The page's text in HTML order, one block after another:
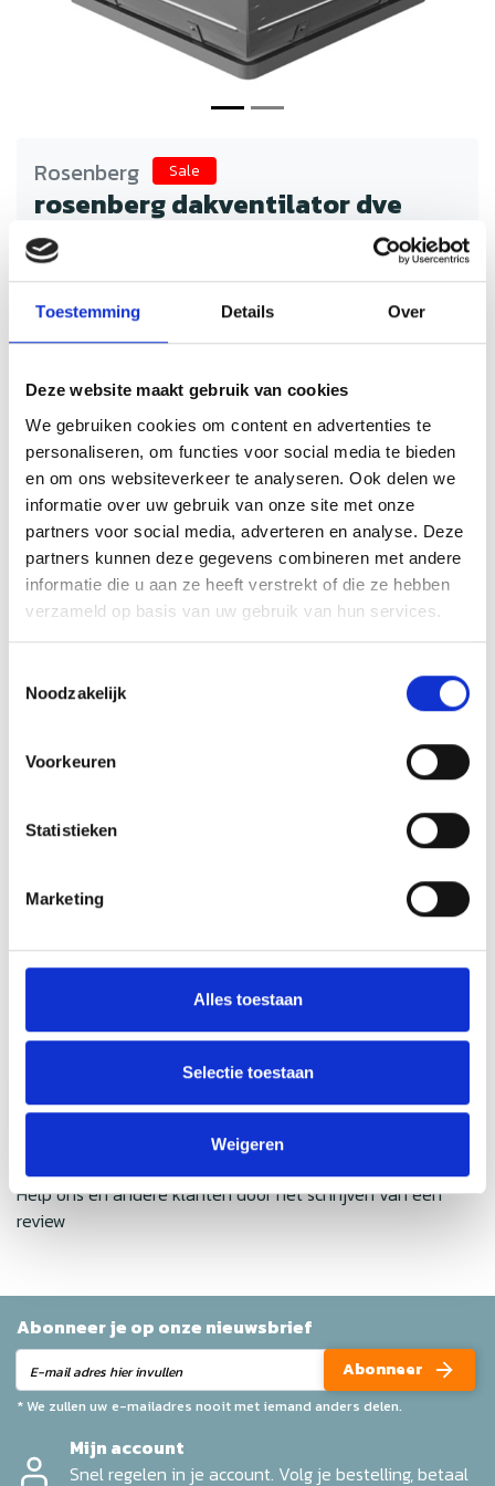
Toestemming Details Over
Deze website maakt gebruik van cookies
We gebruiken cookies om content en advertenties te
personaliseren, om functies voor social media te bieden
en om ons websiteverkeer te analyseren. Ook delen we
informatie over uw gebruik van onze site met onze
partners voor social media, adverteren en analyse. Deze
partners kunnen deze gegevens combineren met andere
informatie die u aan ze heeft verstrekt of die ze hebben
verzameld op basis van uw gebruik van hun services.
Noodzakelijk
Voorkeuren
Statistieken
Marketing
Alles toestaan
Selectie toestaan
Weigeren
Rosenberg Sale
rosenberg dakventilator dve
355-4D
Schrijf je eigen review
€1.270,49 Incl. btw
Rosenberg dakventilatoren bieden krachtige en
industriële ruimtes. Stil, betrouwbaar en duurzaam voor
Op voorraad Levertijd: 2 tot 4 werkdagen
Aantal
Toevoegen aan winkelwagen
Toevoegen aan offerte
Gratis verzending
Meer informatie?
Neem contact op over dit product
Productomschrijving
Wat onze klanten zeggen
Gemiddelde van 0 review(s)
Schrijf je eigen review
Geen reviews gevonden
Help ons en andere klanten door het schrijven van een
review
Abonneer je op onze nieuwsbrief
Abonneer
* We zullen uw e-mailadres nooit met iemand anders delen.
Mijn account
Snel regelen in je account. Volg je bestelling, betaal